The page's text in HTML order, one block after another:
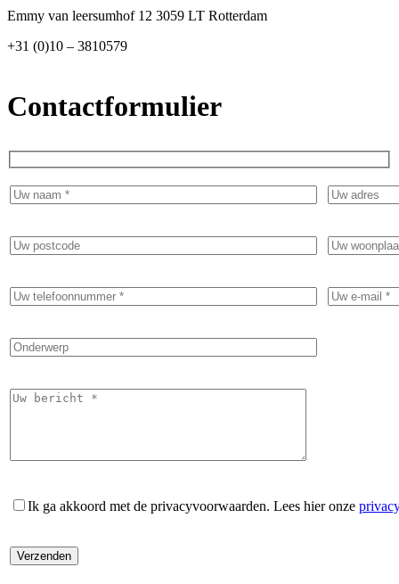
Emmy van leersumhof 12 3059 LT Rotterdam
+31 (0)10 – 3810579
Contactformulier
Ik ga akkoord met de privacyvoorwaarden. Lees hier onze